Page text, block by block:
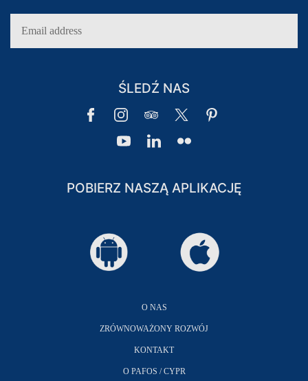
ŚLEDŹ NAS
POBIERZ NASZĄ APLIKACJĘ
O NAS
ZRÓWNOWAŻONY ROZWÓJ
KONTAKT
O PAFOS / CYPR